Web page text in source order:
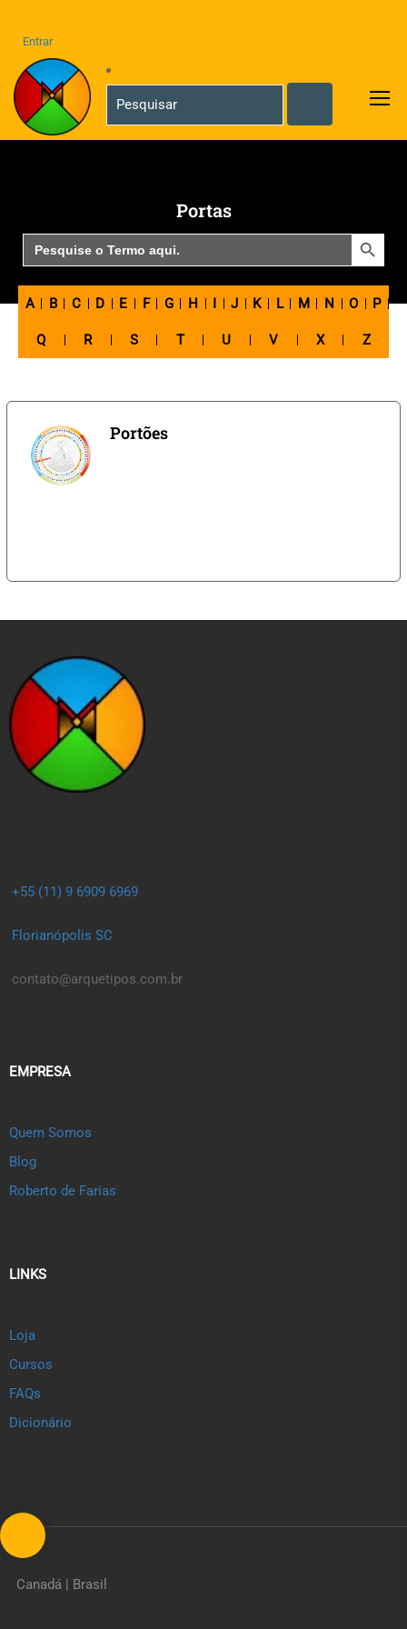
Entrar
Portas
Search
for:
SEARCH BUTTON
A B C D E F G H I J K L M N O P
Q R S T U V X Z
Portões
+55 (11) 9 6909 6969
Florianópolis SC
contato@arquetipos.com.br
EMPRESA
Quem Somos
Blog
Roberto de Farias
LINKS
Loja
Cursos
FAQs
Dicionário
Canadá | Brasil